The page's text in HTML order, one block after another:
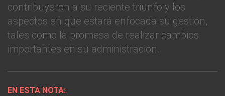
contribuyeron a su reciente triunfo y los
aspectos en que estará enfocada su gestión,
tales como la promesa de realizar cambios
importantes en su administración.
EN ESTA NOTA: